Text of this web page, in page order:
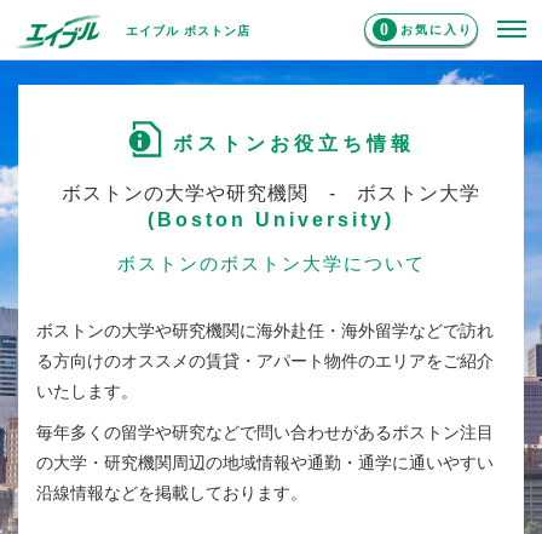
エイブル ボストン店 0 お気に入り
ボストンお役立ち情報
ボストンの大学や研究機関 - ボストン大学
(Boston University)
ボストンのボストン大学について
ボストンの大学や研究機関に海外赴任・海外留学などで訪れ
る方向けのオススメの賃貸・アパート物件のエリアをご紹介
いたします。
毎年多くの留学や研究などで問い合わせがあるボストン注目
の大学・研究機関周辺の地域情報や通勤・通学に通いやすい
沿線情報などを掲載しております。